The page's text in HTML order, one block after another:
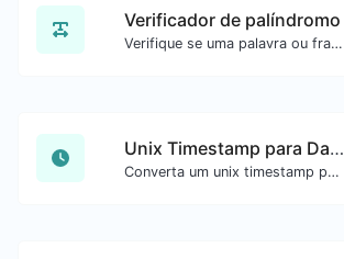
Verificador de palíndromo
Verifique se uma palavra ou frase é palíndromo (se lê igual de trás para frente).
Unix Timestamp para Data
Converta um unix timestamp para UTC e sua data local.